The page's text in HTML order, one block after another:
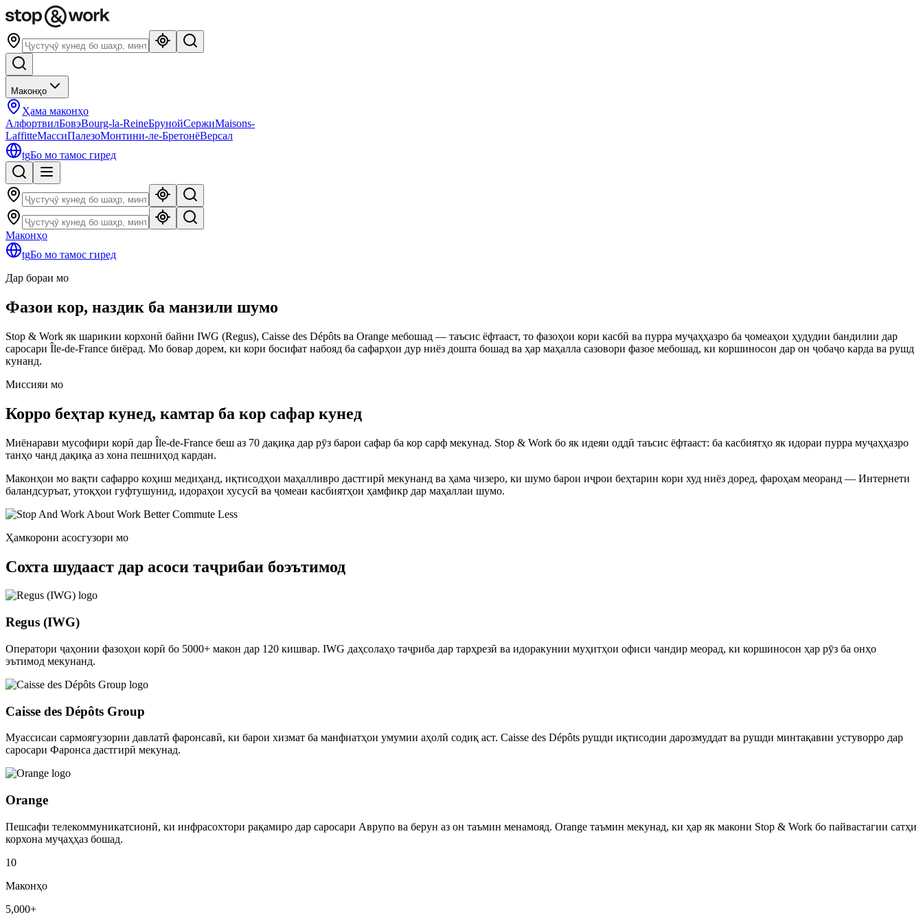
Маконҳо
Ҳама маконҳо
АлфортвилБовэBourg-la-ReineБрунойСержиMaisons-
LaffitteМассиПалезоМонтини-ле-БретонёВерсал
tgБо мо тамос гиред
Маконҳо
tgБо мо тамос гиред
Дар бораи мо
Фазои кор, наздик ба манзили шумо
Stop & Work як шарикии корхонӣ байни IWG (Regus), Caisse des Dépôts ва Orange мебошад — таъсис ёфтааст, то фазоҳои кори касбӣ ва пурра муҷаҳҳазро ба ҷомеаҳои ҳудудии бандилии дар
саросари Île-de-France биёрад. Мо бовар дорем, ки кори босифат набояд ба сафарҳои дур ниёз дошта бошад ва ҳар маҳалла сазовори фазое мебошад, ки коршиносон дар он ҷобаҷо карда ва рушд
кунанд.
Миссияи мо
Корро беҳтар кунед, камтар ба кор сафар кунед
Миёнарави мусофири корӣ дар Île-de-France беш аз 70 дақиқа дар рӯз барои сафар ба кор сарф мекунад. Stop & Work бо як идеяи оддӣ таъсис ёфтааст: ба касбиятҳо як идораи пурра муҷаҳҳазро
танҳо чанд дақиқа аз хона пешниҳод кардан.
Маконҳои мо вақти сафарро коҳиш медиҳанд, иқтисодҳои маҳалливро дастгирӣ мекунанд ва ҳама чизеро, ки шумо барои иҷрои беҳтарин кори худ ниёз доред, фароҳам меоранд — Интернети
баландсуръат, утоқҳои гуфтушунид, идораҳои хусусӣ ва ҷомеаи касбиятҳои ҳамфикр дар маҳаллаи шумо.
Ҳамкорони асосгузори мо
Сохта шудааст дар асоси таҷрибаи боэътимод
Regus (IWG)
Оператори ҷаҳонии фазоҳои корӣ бо 5000+ макон дар 120 кишвар. IWG даҳсолаҳо таҷриба дар тарҳрезӣ ва идоракунии муҳитҳои офиси чандир меорад, ки коршиносон ҳар рӯз ба онҳо
эътимод мекунанд.
Caisse des Dépôts Group
Муассисаи сармоягузории давлатӣ фаронсавӣ, ки барои хизмат ба манфиатҳои умумии аҳолӣ содиқ аст. Caisse des Dépôts рушди иқтисодии дарозмуддат ва рушди минтақавии устуворро дар
саросари Фаронса дастгирӣ мекунад.
Orange
Пешсафи телекоммуникатсионӣ, ки инфрасохтори рақамиро дар саросари Аврупо ва берун аз он таъмин менамояд. Orange таъмин мекунад, ки ҳар як макони Stop & Work бо пайвастагии сатҳи
корхона муҷаҳҳаз бошад.
10
Маконҳо
5,000+